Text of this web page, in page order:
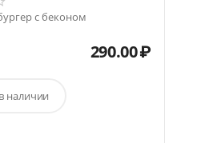
с беконом
290.00₽
наличии